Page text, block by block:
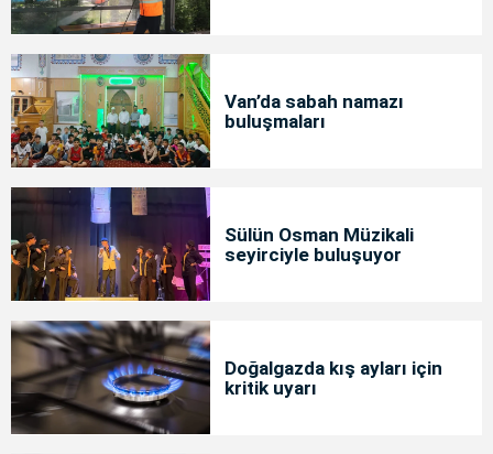
Van’da sabah namazı
buluşmaları
Sülün Osman Müzikali
seyirciyle buluşuyor
Doğalgazda kış ayları için
kritik uyarı